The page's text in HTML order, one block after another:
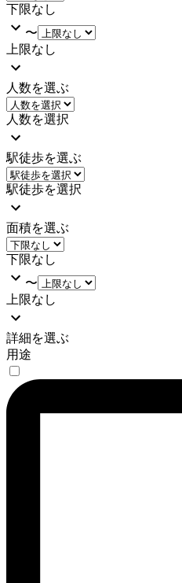
下限なし
〜
上限なし
人数を選ぶ
人数を選択
駅徒歩を選ぶ
駅徒歩を選択
面積を選ぶ
下限なし
〜
上限なし
詳細を選ぶ
用途